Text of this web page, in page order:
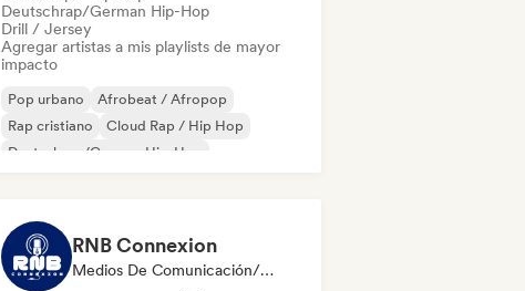
Deutschrap/German Hip-Hop
Drill / Jersey
Agregar artistas a mis playlists de mayor
impacto
Pop urbano
Afrobeat / Afropop
Rap cristiano
Cloud Rap / Hip Hop
Deutschrap/German Hip-Hop
RNB Connexion
Medios De Comunicación/Periodista